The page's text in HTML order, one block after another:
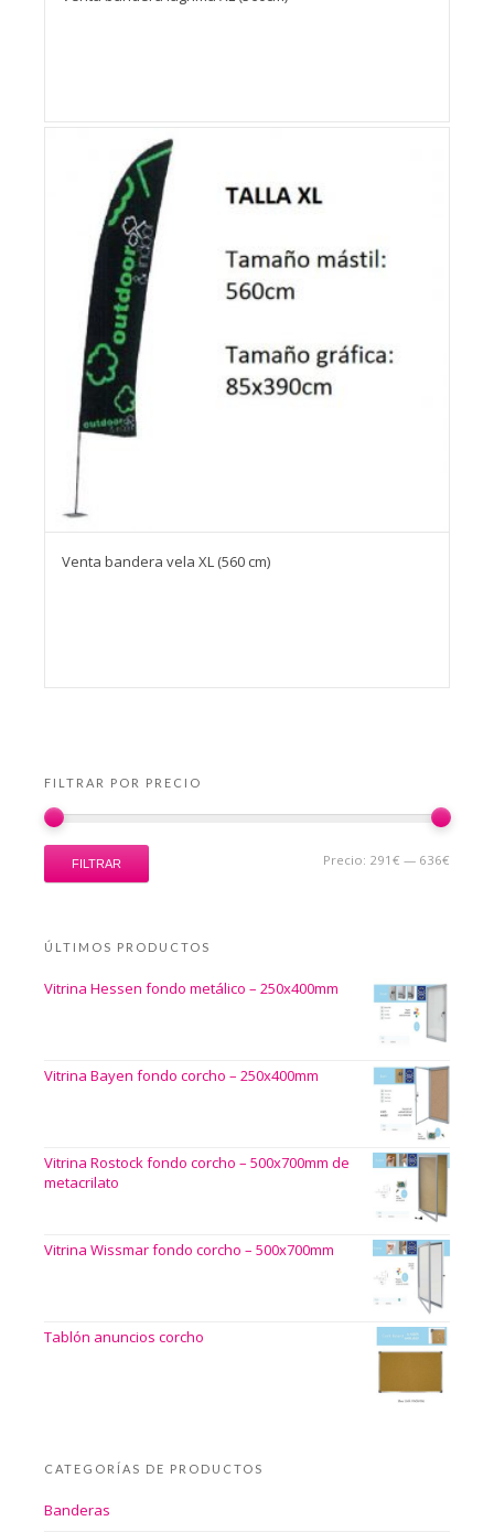
Venta bandera vela XL (560 cm)
FILTRAR POR PRECIO
FILTRAR Precio: 291€ — 636€
ÚLTIMOS PRODUCTOS
Vitrina Hessen fondo metálico – 250x400mm
Vitrina Bayen fondo corcho – 250x400mm
Vitrina Rostock fondo corcho – 500x700mm de
metacrilato
Vitrina Wissmar fondo corcho – 500x700mm
Tablón anuncios corcho
CATEGORÍAS DE PRODUCTOS
Banderas